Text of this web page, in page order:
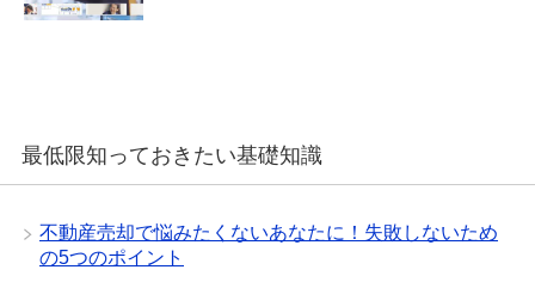
最低限知っておきたい基礎知識
不動産売却で悩みたくないあなたに！失敗しないため
の5つのポイント